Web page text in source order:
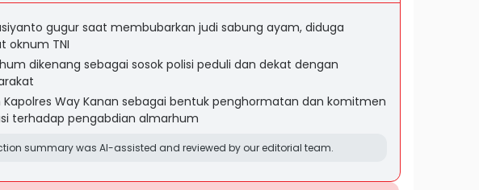
gugur saat membubarkan judi sabung ayam, diduga
oknum TNI
dikenang sebagai sosok polisi peduli dan dekat dengan
Kapolres Way Kanan sebagai bentuk penghormatan dan komitmen
terhadap pengabdian almarhum
summary was AI-assisted and reviewed by our editorial team.